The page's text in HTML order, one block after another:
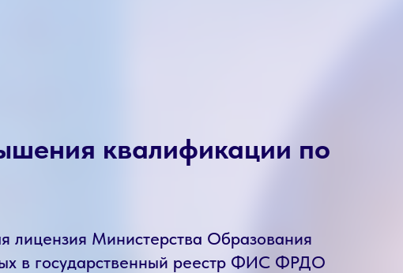
квалификации по
лицензия Министерства Образования
в государственный реестр ФИС ФРДО